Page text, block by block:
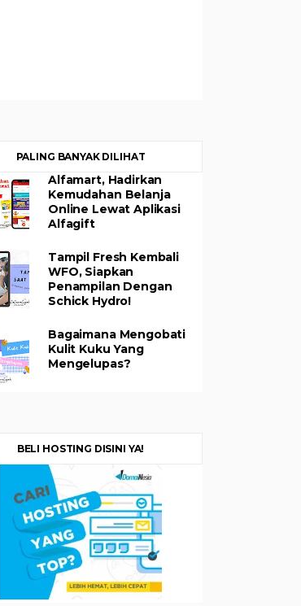
PALING BANYAK DILIHAT
Alfamart, Hadirkan
Kemudahan Belanja
Online Lewat Aplikasi
Alfagift
Tampil Fresh Kembali
WFO, Siapkan
Penampilan Dengan
Schick Hydro!
Bagaimana Mengobati
Kulit Kuku Yang
Mengelupas?
BELI HOSTING DISINI YA!